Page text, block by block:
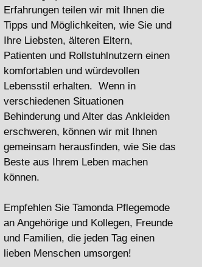
Erfahrungen teilen wir mit Ihnen die
Tipps und Möglichkeiten, wie Sie und
Ihre Liebsten, älteren Eltern,
Patienten und Rollstuhlnutzern einen
komfortablen und würdevollen
Lebensstil erhalten. Wenn in
verschiedenen Situationen
Behinderung und Alter das Ankleiden
erschweren, können wir mit Ihnen
gemeinsam herausfinden, wie Sie das
Beste aus Ihrem Leben machen
können.
Empfehlen Sie Tamonda Pflegemode
an Angehörige und Kollegen, Freunde
und Familien, die jeden Tag einen
lieben Menschen umsorgen!